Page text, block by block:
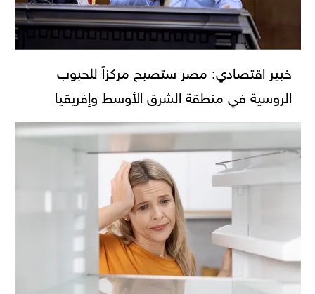
خبير اقتصادي: مصر ستصبح مركزاً للحبوب
الروسية في منطقة الشرق الأوسط وإفريقيا